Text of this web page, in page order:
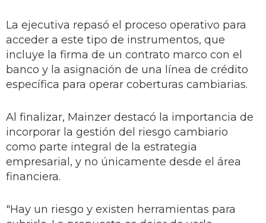
La ejecutiva repasó el proceso operativo para
acceder a este tipo de instrumentos, que
incluye la firma de un contrato marco con el
banco y la asignación de una línea de crédito
específica para operar coberturas cambiarias.
Al finalizar, Mainzer destacó la importancia de
incorporar la gestión del riesgo cambiario
como parte integral de la estrategia
empresarial, y no únicamente desde el área
financiera.
"Hay un riesgo y existen herramientas para